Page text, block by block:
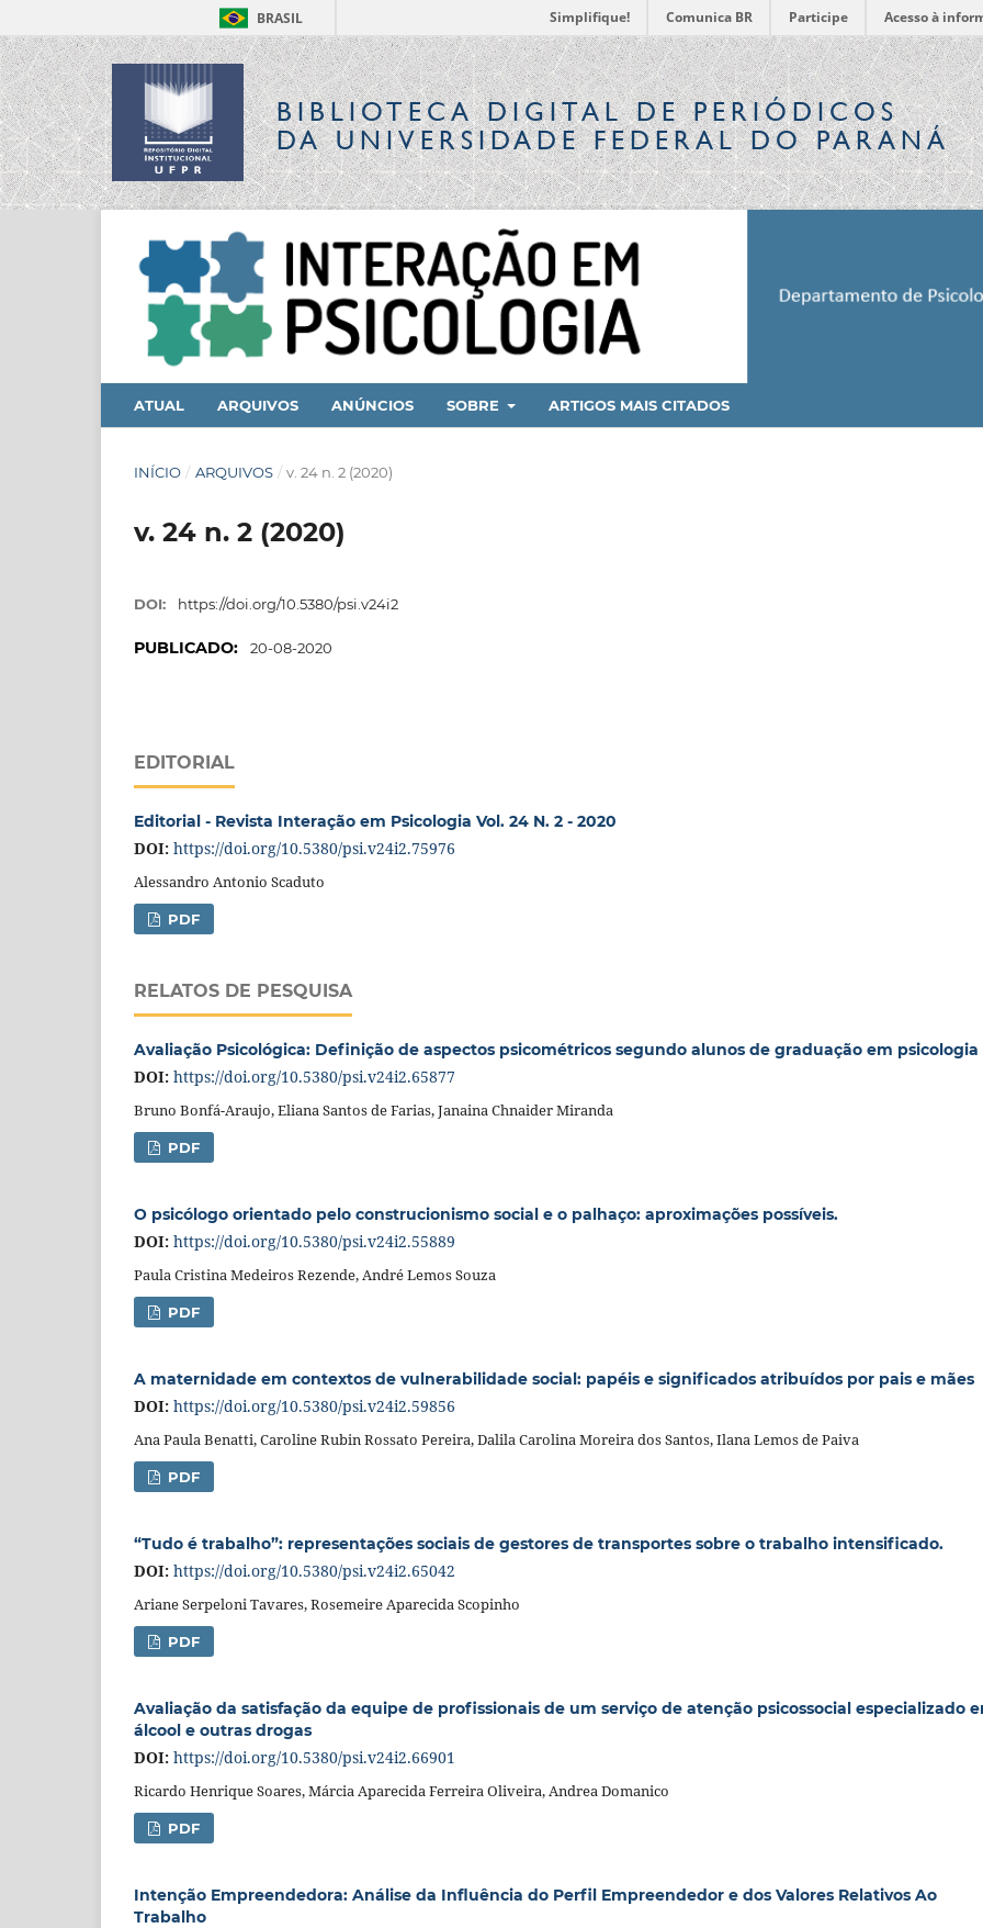
BRASIL Simplifique! Comunica BR Participe Acesso à
BIBLIOTECA DIGITALDE PERIÓDICOS
DA UNIVERSIDADE FEDERAL DO PARANÁ
ATUAL ARQUIVOS ANÚNCIOS SOBRE ARTIGOS MAIS CITADOS
INÍCIO / ARQUIVOS / v. 24 n. 2 (2020)
v. 24 n. 2 (2020)
DOI: https://doi.org/10.5380/psi.v24i2
PUBLICADO: 20-08-2020
EDITORIAL
Editorial - Revista Interação em Psicologia Vol. 24 N. 2 - 2020
DOI: https://doi.org/10.5380/psi.v24i2.75976
Alessandro Antonio Scaduto
PDF
RELATOS DE PESQUISA
Avaliação Psicológica: Definição de aspectos psicométricos segundo alunos de graduação em psicologia
DOI: https://doi.org/10.5380/psi.v24i2.65877
Bruno Bonfá-Araujo, Eliana Santos de Farias, Janaina Chnaider Miranda
PDF
O psicólogo orientado pelo construcionismo social e o palhaço: aproximações possíveis.
DOI: https://doi.org/10.5380/psi.v24i2.55889
Paula Cristina Medeiros Rezende, André Lemos Souza
PDF
A maternidade em contextos de vulnerabilidade social: papéis e significados atribuídos por pais e mães
DOI: https://doi.org/10.5380/psi.v24i2.59856
Ana Paula Benatti, Caroline Rubin Rossato Pereira, Dalila Carolina Moreira dos Santos, Ilana Lemos de Paiva
PDF
“Tudo é trabalho”: representações sociais de gestores de transportes sobre o trabalho intensificado.
DOI: https://doi.org/10.5380/psi.v24i2.65042
Ariane Serpeloni Tavares, Rosemeire Aparecida Scopinho
PDF
Avaliação da satisfação da equipe de profissionais de um serviço de atenção psicossocial especializado
álcool e outras drogas
DOI: https://doi.org/10.5380/psi.v24i2.66901
Ricardo Henrique Soares, Márcia Aparecida Ferreira Oliveira, Andrea Domanico
PDF
Intenção Empreendedora: Análise da Influência do Perfil Empreendedor e dos Valores Relativos Ao
Trabalho